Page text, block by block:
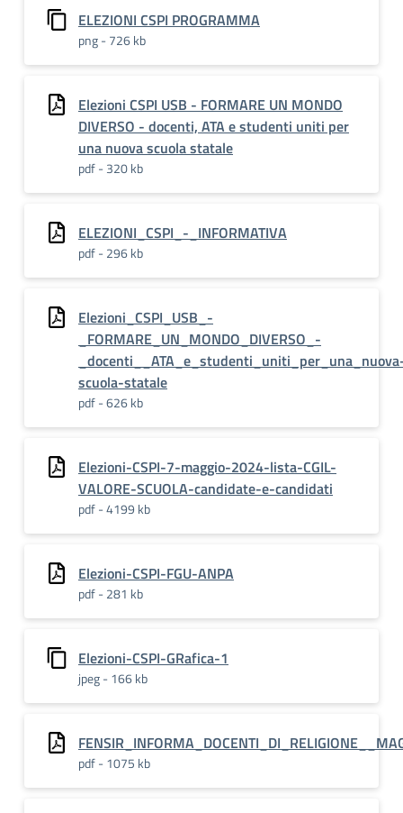
ELEZIONI CSPI PROGRAMMA
png - 726 kb
Elezioni CSPI USB - FORMARE UN MONDO
DIVERSO - docenti, ATA e studenti uniti per
una nuova scuola statale
pdf - 320 kb
ELEZIONI_CSPI_-_INFORMATIVA
pdf - 296 kb
Elezioni_CSPI_USB_-
_FORMARE_UN_MONDO_DIVERSO_-
scuola-statale
pdf - 626 kb
Elezioni-CSPI-7-maggio-2024-lista-CGIL-
VALORE-SCUOLA-candidate-e-candidati
pdf - 4199 kb
Elezioni-CSPI-FGU-ANPA
pdf - 281 kb
Elezioni-CSPI-GRafica-1
jpeg - 166 kb
pdf - 1075 kb